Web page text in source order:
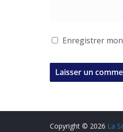
Enregistrer
Copyright © 2026 La